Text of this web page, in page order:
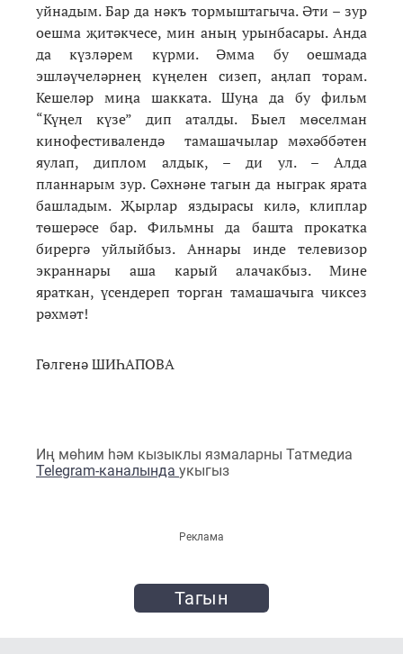
уйнадым. Бар да нәкъ тормыштагыча. Әти – зур
оешма җитәкчесе, мин аның урынбасары. Анда
да күзләрем күрми. Әмма бу оешмада
эшләүчеләрнең күңелен сизеп, аңлап торам.
Кешеләр миңа шакката. Шуңа да бу фильм
“Күңел күзе” дип аталды. Быел мөселман
кинофестивалендә тамашачылар мәхәббәтен
яулап, диплом алдык, – ди ул. – Алда
планнарым зур. Сәхнәне тагын да ныграк ярата
башладым. Җырлар яздырасы килә, клиплар
төшерәсе бар. Фильмны да башта прокатка
бирергә уйлыйбыз. Аннары инде телевизор
экраннары аша карый алачакбыз. Мине
яраткан, үсендереп торган тамашачыга чиксез
рәхмәт!
Гөлгенә ШИҺАПОВА
Иң мөһим һәм кызыклы язмаларны Татмедиа
Telegram-каналында укыгыз
Реклама
Тагын